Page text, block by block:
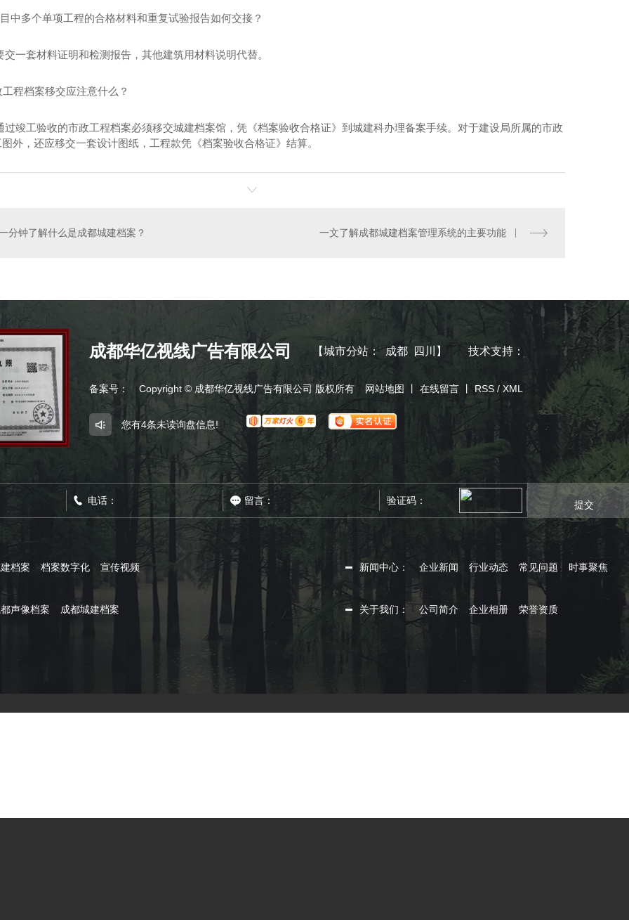
中多个单项工程的合格材料和重复试验报告如何交接？
交一套材料证明和检测报告，其他建筑用材料说明代替。
工程档案移交应注意什么？
过竣工验收的市政工程档案必须移交城建档案馆，凭《档案验收合格证》到城建科办理备案手续。对于建设局所属的市政
外，还应移交一套设计图纸，工程款凭《档案验收合格证》结算。
分钟了解什么是成都城建档案？ 一文了解成都城建档案管理系统的主要功能
成都华亿视线广告有限公司 【城市分站 ：成都 四川 】 技术支持：
备案号： Copyright © 成都华亿视线广告有限公司 版权所有 网站地图 在线留言 RSS / XML
您有4条未读询盘信息!
提交
档案 档案数字化 宣传视频 新闻中心： 企业新闻 行业动态 常见问题 时事聚焦
声像档案 成都城建档案 关于我们： 公司简介 企业相册 荣誉资质